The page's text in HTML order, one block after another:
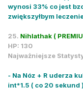
wynosi 33% co jest
zwiększyłbym
25. Nihlathak (
HP: 130
Najważniejsze
- Na Nóz + R uderza
int*1.5 ( co 20 sekund )